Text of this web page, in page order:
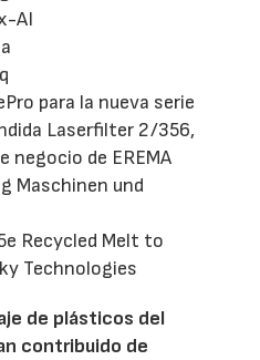
AI
para la nueva serie
Laserfilter 2/356,
negocio de EREMA
Maschinen und
Recycled Melt to
Technologies
de plásticos del
contribuido de